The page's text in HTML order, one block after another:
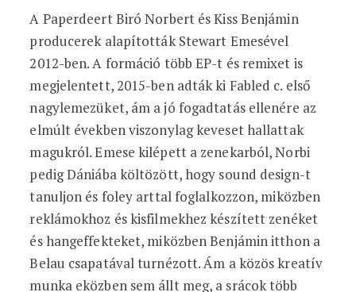
A Paperdeert Biró Norbert és Kiss Benjámin
producerek alapították Stewart Emesével
2012-ben. A formáció több EP-t és remixet is
megjelentett, 2015-ben adták ki Fabled c. első
nagylemezüket, ám a jó fogadtatás ellenére az
elmúlt években viszonylag keveset hallattak
magukról. Emese kilépett a zenekarból, Norbi
pedig Dániába költözött, hogy sound design-t
tanuljon és foley arttal foglalkozzon, miközben
reklámokhoz és kisfilmekhez készített zenéket
és hangeffekteket, miközben Benjámin itthon a
Belau csapatával turnézott. Ám a közös kreatív
munka eközben sem állt meg, a srácok több